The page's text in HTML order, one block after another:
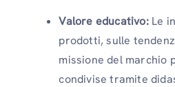
Valore educativo:Le
prodotti, sulle
missione del marchio
condivise tramite